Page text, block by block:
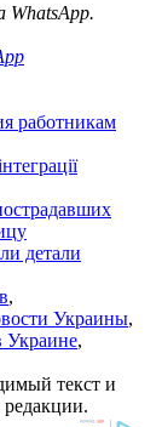
WhatsApp.
работникам
детали
,
Украины,
Украине,
текст и